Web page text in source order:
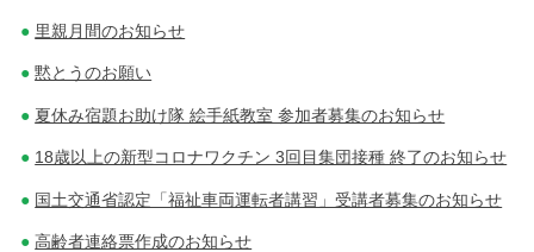
里親月間のお知らせ
黙とうのお願い
夏休み宿題お助け隊 絵手紙教室 参加者募集のお知らせ
18歳以上の新型コロナワクチン 3回目集団接種 終了のお知らせ
国土交通省認定「福祉車両運転者講習」受講者募集のお知らせ
高齢者連絡票作成のお知らせ